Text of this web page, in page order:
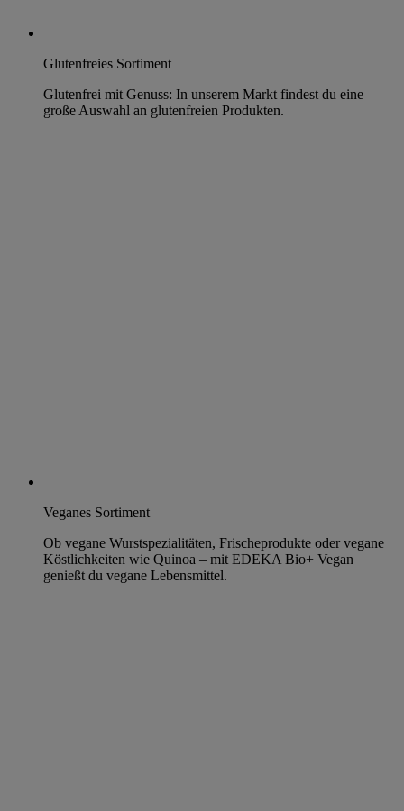
Glutenfreies Sortiment
Glutenfrei mit Genuss: In unserem Markt findest du eine
große Auswahl an glutenfreien Produkten.
Veganes Sortiment
Ob vegane Wurstspezialitäten, Frischeprodukte oder vegane
Köstlichkeiten wie Quinoa – mit EDEKA Bio+ Vegan
genießt du vegane Lebensmittel.